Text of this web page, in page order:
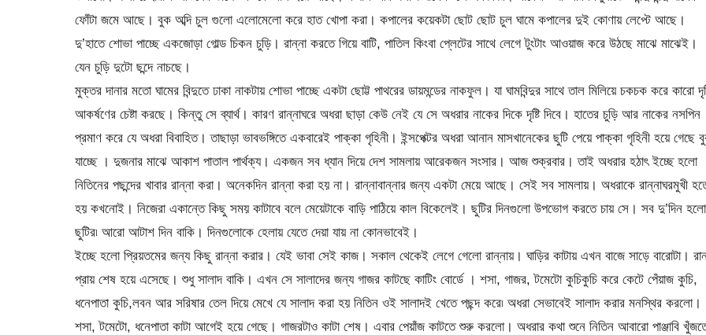
ফোঁটা জমে আছে। বুক অব্দি চুল গুলো এলোমেলো করে হাত খোপা করা। কপালের কয়েকটা ছোট ছোট চুল ঘামে কপালের দুই কোণায় লেপ্টে আছে।
দু’হাতে শোভা পাচ্ছে একজোড়া গোল্ড চিকন চুড়ি। রান্না করতে গিয়ে বাটি, পাতিল কিংবা প্লেটের সাথে লেগে টুংটাং আওয়াজ করে উঠছে মাঝে মাঝেই।
যেন চুড়ি দুটো ছন্দে নাচছে।
মুক্তর দানার মতো ঘামের বিন্দুতে ঢাকা নাকটায় শোভা পাচ্ছে একটা ছোট্ট পাথরের ডায়মন্ডের নাকফুল। যা ঘামবিন্দুর সাথে তাল মিলিয়ে চকচক করে কারো
আকর্ষণের চেষ্টা করছে। কিন্তু সে ব্যার্থ। কারণ রান্নাঘরে অধরা ছাড়া কেউ নেই যে সে অধরার নাকের দিকে দৃষ্টি দিবে। হাতের চুড়ি আর নাকের নসপিন
প্রমাণ করে যে অধরা বিবাহিত। তাছাড়া ভাবভঙ্গিতে একবারেই পাক্কা গৃহিনী। ইন্সপেক্টর অধরা আনান মাসখানেকের ছুটি পেয়ে পাক্কা গৃহিনী হয়ে গেছে
যাচ্ছে । দুজনার মাঝে আকাশ পাতাল পার্থক্য। একজন সব ধ্যান দিয়ে দেশ সামলায় আরেকজন সংসার। আজ শুক্রবার। তাই অধরার হঠাৎ ইচ্ছে হলো
নিতিনের পছন্দের খাবার রান্না করা। অনেকদিন রান্না করা হয় না। রান্নাবান্নার জন্য একটা মেয়ে আছে। সেই সব সামলায়। অধরাকে রান্নাঘরমুখী
হয় কখনোই। নিজেরা একান্তে কিছু সময় কাটাবে বলে মেয়েটাকে বাড়ি পাঠিয়ে কাল বিকেলেই। ছুটির দিনগুলো উপভোগ করতে চায় সে। সব দু’দিন হলো
ছুটির৷ আরো আটাশ দিন বাকি। দিনগুলোকে হেলায় যেতে দেয়া যায় না কোনভাবেই।
ইচ্ছে হলো প্রিয়তমের জন্য কিছু রান্না করার। যেই ভাবা সেই কাজ। সকাল থেকেই লেগে গেলো রান্নায়। ঘাড়ির কাটায় এখন বাজে সাড়ে বারোটা।
প্রায় শেষ হয়ে এসেছে। শুধু সালাদ বাকি। এখন সে সালাদের জন্য গাজর কাটছে কাটিং বোর্ডে । শসা, গাজর, টমেটো কুচিকুচি করে কেটে পেঁয়াজ কুচি,
ধনেপাতা কুচি,লবন আর সরিষার তেল দিয়ে মেখে যে সালাদ করা হয় নিতিন ওই সালাদই খেতে পছন্দ করে৷ অধরা সেভাবেই সালাদ করার মনস্থির করলো।
শসা, টমেটো, ধনেপাতা কাটা আগেই হয়ে গেছে। গাজরটাও কাটা শেষ। এবার পেয়াঁজ কাটতে শুরু করলো। অধরার কথা শুনে নিতিন আবারো পাঞ্জাবি